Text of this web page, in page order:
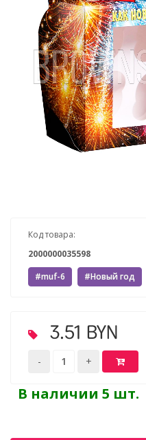
Код товара:
2000000035598
#muf-6
#Новый год
3.51 BYN
В наличии 5 шт.